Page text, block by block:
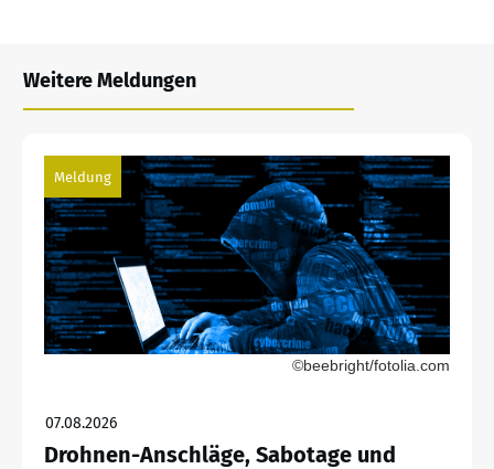
Weitere Meldungen
Meldung
©beebright/fotolia.com
07.08.2026
Drohnen-Anschläge, Sabotage und